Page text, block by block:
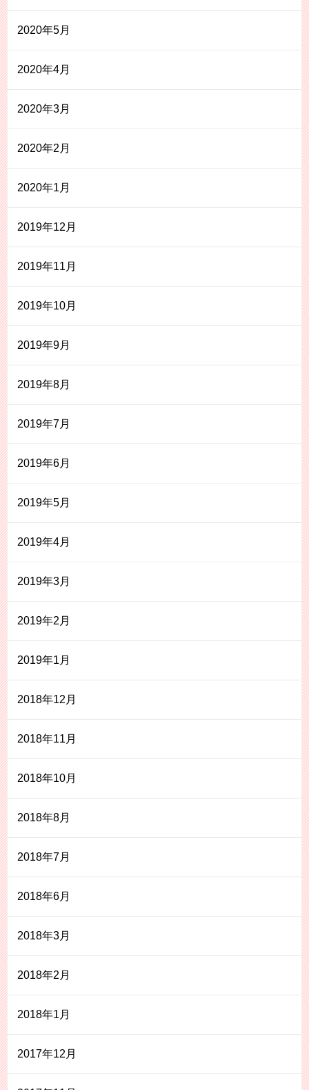
2020年5月
2020年4月
2020年3月
2020年2月
2020年1月
2019年12月
2019年11月
2019年10月
2019年9月
2019年8月
2019年7月
2019年6月
2019年5月
2019年4月
2019年3月
2019年2月
2019年1月
2018年12月
2018年11月
2018年10月
2018年8月
2018年7月
2018年6月
2018年3月
2018年2月
2018年1月
2017年12月